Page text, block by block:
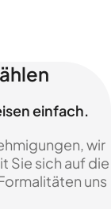
einfach.
wir
Sie sich auf die
uns